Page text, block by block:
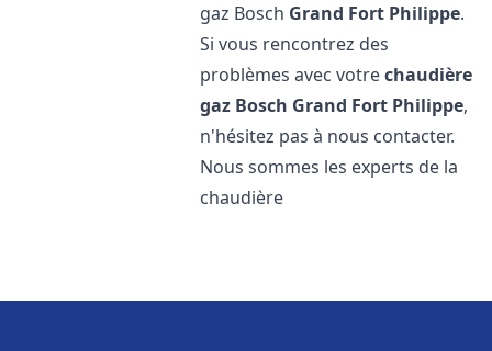
gaz Bosch Grand Fort Philippe.
Si vous rencontrez des
problèmes avec votrechaudière
gaz Bosch Grand Fort Philippe,
n'hésitez pas à nous contacter.
Nous sommes les experts de la
chaudière